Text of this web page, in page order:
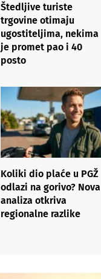
Štedljive turiste
trgovine otimaju
ugostiteljima, nekima
je promet pao i 40
posto
Koliki dio plaće u PGŽ
odlazi na gorivo? Nova
analiza otkriva
regionalne razlike​